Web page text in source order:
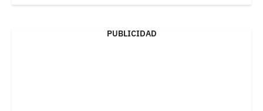
PUBLICIDAD